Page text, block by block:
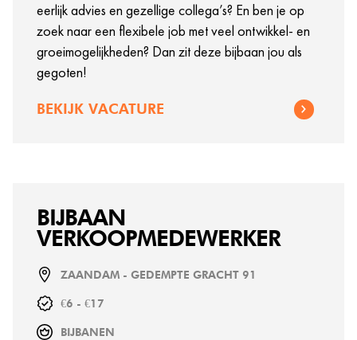
eerlijk advies en gezellige collega’s? En ben je op
zoek naar een flexibele job met veel ontwikkel- en
groeimogelijkheden? Dan zit deze bijbaan jou als
gegoten!
BEKIJK VACATURE
BIJBAAN
VERKOOPMEDEWERKER
ZAANDAM - GEDEMPTE GRACHT 91
€6 - €17
BIJBANEN